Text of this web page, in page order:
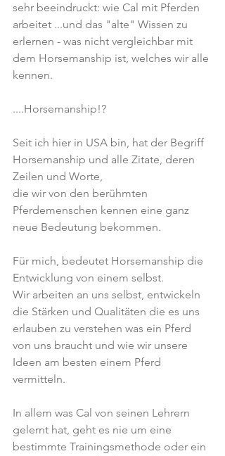
sehr beeindruckt: wie Cal mit Pferden
arbeitet ...und das "alte" Wissen zu
erlernen - was nicht vergleichbar mit
dem Horsemanship ist, welches wir alle
kennen.
....Horsemanship!?
Seit ich hier in USA bin, hat der Begriff
Horsemanship und alle Zitate, deren
Zeilen und Worte,
die wir von den berühmten
Pferdemenschen kennen eine ganz
neue Bedeutung bekommen.
Für mich, bedeutet Horsemanship die
Entwicklung von einem selbst.
Wir arbeiten an uns selbst, entwickeln
die Stärken und Qualitäten die es uns
erlauben zu verstehen was ein Pferd
von uns braucht und wie wir unsere
Ideen am besten einem Pferd
vermitteln.
In allem was Cal von seinen Lehrern
gelernt hat, geht es nie um eine
bestimmte Trainingsmethode oder ein